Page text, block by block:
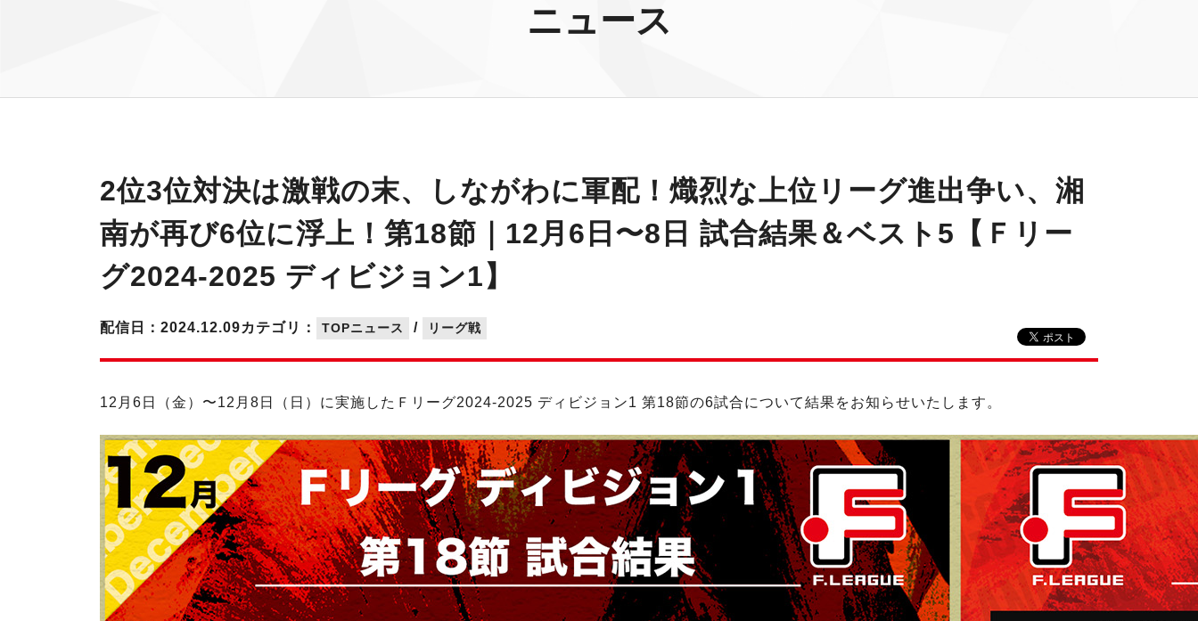
ニュース
2位3位対決は激戦の末、しながわに軍配！熾烈な上位リーグ進出争い、湘
南が再び6位に浮上！第18節｜12月6日〜8日 試合結果＆ベスト5【Ｆリー
グ2024-2025 ディビジョン1】
カテゴリ： TOPニュース / リーグ戦
配信日：2024.12.09
12月6日（金）〜12月8日（日）に実施したＦリーグ2024-2025 ディビジョン1 第18節の6試合について結果をお知らせいたします。